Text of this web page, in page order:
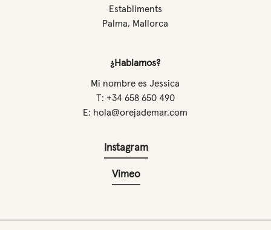
Establiments
Palma, Mallorca
¿Hablamos?
Mi nombre es Jessica
T: +34 658 650 490
E: hola@orejademar.com
Instagram
Vimeo